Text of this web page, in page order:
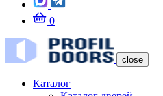
0
close
Каталог